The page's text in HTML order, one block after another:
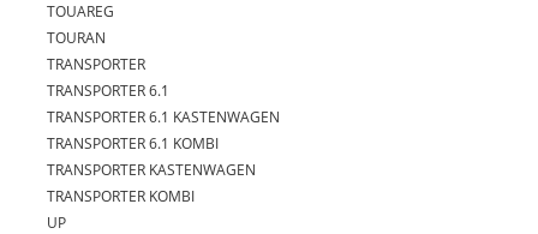
TOUAREG
TOURAN
TRANSPORTER
TRANSPORTER 6.1
TRANSPORTER 6.1 KASTENWAGEN
TRANSPORTER 6.1 KOMBI
TRANSPORTER KASTENWAGEN
TRANSPORTER KOMBI
UP